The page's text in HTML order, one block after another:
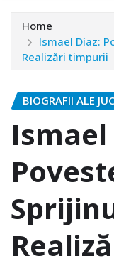
Home
Ismael Díaz:
Realizări timpurii
BIOGRAFII ALE
Ismael